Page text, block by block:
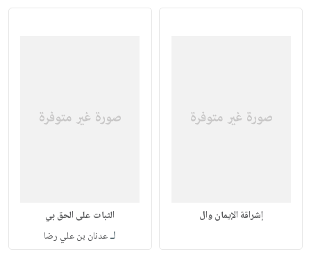
إشراقة الإيمان وال الثبات على الحق بي
لـعدنان بن علي رضا